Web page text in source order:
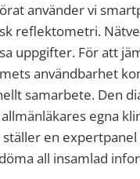
använder vi
reflektometri.
uppgifter. För att
användbarhet
samarbete. Den
egna
ställer en
all insamlad